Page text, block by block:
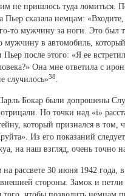
не пришлось туда ломиться.
Пьер сказала немцам:
то мужчину за ноги. Это был
в автомобиль,
Пьер после этого: «Я ее
Она мне ответила с
случилось»38.
Бокар были допрошены
Но точки над «i»
который признался в том,
Из его показаний
на наш взгляд, очень точно
рассвете 30 июня 1942 года,
стороны. Замок и